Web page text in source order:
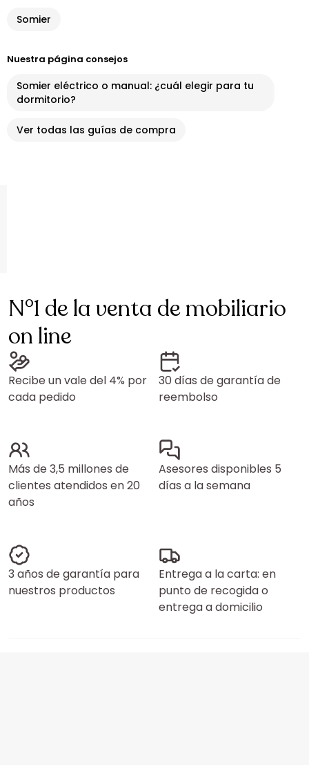
Somier
Nuestra página consejos
Somier eléctrico o manual: ¿cuál elegir para tu
dormitorio?
Ver todas las guías de compra
N°1 de la venta de mobiliario
on line
Recibe un vale del 4% por
cada pedido
30 días de garantía de
reembolso
Más de 3,5 millones de
clientes atendidos en 20
años
Asesores disponibles 5
días a la semana
3 años de garantía para
nuestros productos
Entrega a la carta: en
punto de recogida o
entrega a domicilio